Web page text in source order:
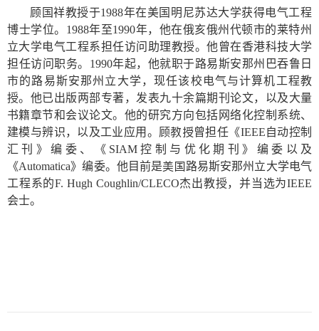
顾国祥教授于1988年在美国明尼苏达大学获得电气工程
博士学位。 1988年至1990年，他在俄亥俄州代顿市的莱特州
立大学电气工程系担任访问助理教授。他曾在香港科技大学
担任访问职务。 1990年起，他就职于路易斯安那州巴吞鲁日
市的路易斯安那州立大学，现任该校电气与计算机工程教
授。他已出版两部专著，发表九十余篇期刊论文，以及大量
书籍章节和会议论文。他的研究方向包括网络化控制系统、
建模与辨识，以及工业应用。顾教授曾担任《IEEE自动控制
汇刊》编委、《 SIAM控制与优化期刊》编委以及
《Automatica》编委。他目前是美国路易斯安那州立大学电气
工程系的F. Hugh Coughlin/CLECO杰出教授，并当选为IEEE
会士。